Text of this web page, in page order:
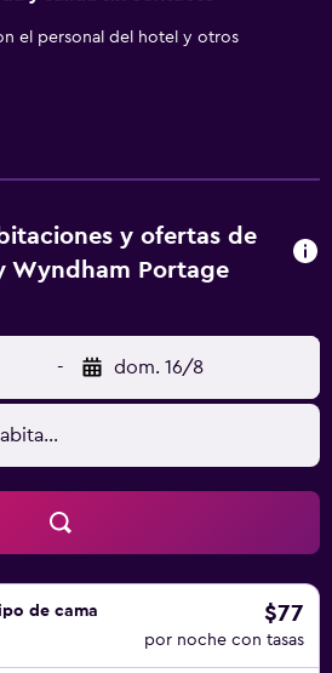
el personal del hotel y otros
y ofertas de
Wyndham Portage
- dom. 16/8
de cama
$77
por noche con tasas